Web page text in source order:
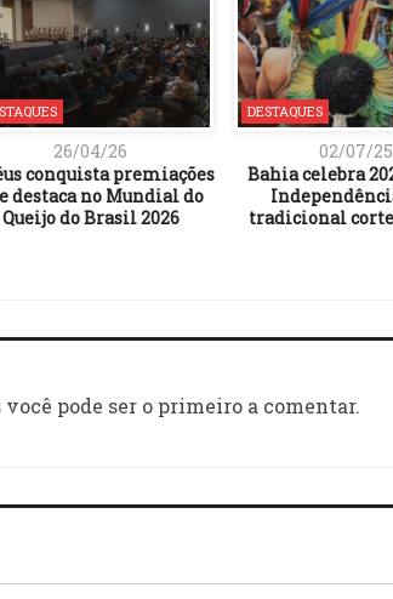
26/04/26
conquista premiações
destaca no Mundial do
Queijo do Brasil 2026
DESTAQUES
02/07/25
Bahia celebra
tradicional
pode ser o primeiro a comentar.